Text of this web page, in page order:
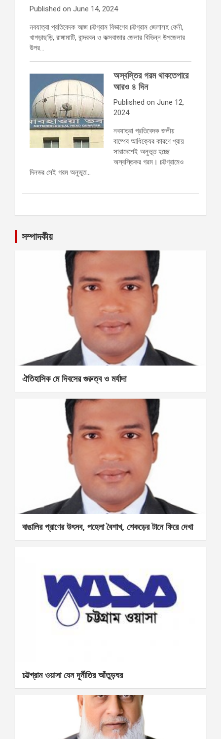
Published on June 14, 2024
নবযাত্রা প্রতিবেদক আজ চট্টগ্রাম বিভাগের চট্টগ্রাম জেলাসহ ফেনী,
খাগড়াছড়ি, রাঙ্গামাটি, বান্দরবন ও কক্সবাজার জেলার বিভিন্ন উপজেলার
উপর…
অস্বস্তির গরম থাকতেপারে
আরও ৪ দিন
Published on June 12,
2024
নবযাত্রা প্রতিবেদক জলীয়
বাষ্পের আধিক্যের কারণে প্রায়
সারাদেশেই অনুভূত হচ্ছে
অস্বস্তিকর গরম। চট্টগ্রামেও
দিনভর সেই গরম অনুভূত…
সম্পাদকীয়
ঐতিহাসিক মে দিবসের গুরুত্ব ও মর্যাদা
বাঙালির প্রাণের উৎসব, পহেলা বৈশাখ, শেকড়ের টানে ফিরে দেখা
চট্টগ্রাম ওয়াসা যেন দূর্নীতির আঁতুড়ঘর